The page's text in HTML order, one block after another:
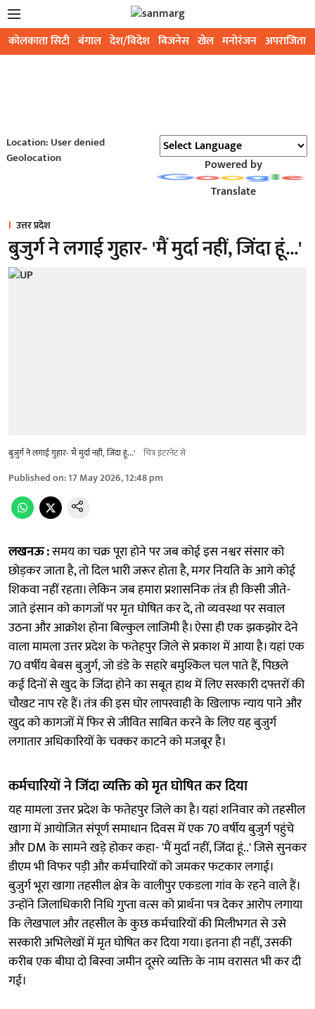
कोलकाता सिटी बंगाल देश/विदेश बिजनेस खेल मनोरंजन अपराजिता
Location: User denied
Geolocation
Powered by
Translate
उत्तर प्रदेश
बुजुर्ग ने लगाई गुहार- 'मैं मुर्दा नहीं, जिंदा हूं...'
बुजुर्ग ने लगाई गुहार- 'मैं मुर्दा नहीं, जिंदा हूं...' चित्र इंटरनेट से
Published on:17 May 2026, 12:48 pm
लखनऊ :समय का चक्र पूरा होने पर जब कोई इस नश्वर संसार को
छोड़कर जाता है, तो दिल भारी जरूर होता है, मगर नियति के आगे कोई
शिकवा नहीं रहता। लेकिन जब हमारा प्रशासनिक तंत्र ही किसी जीते-
जाते इंसान को कागजों पर मृत घोषित कर दे, तो व्यवस्था पर सवाल
उठना और आक्रोश होना बिल्कुल लाजिमी है। ऐसा ही एक झकझोर देने
वाला मामला उत्तर प्रदेश के फतेहपुर जिले से प्रकाश में आया है। यहां एक
70 वर्षीय बेबस बुजुर्ग, जो डंडे के सहारे बमुश्किल चल पाते हैं, पिछले
कई दिनों से खुद के जिंदा होने का सबूत हाथ में लिए सरकारी दफ्तरों की
चौखट नाप रहे हैं। तंत्र की इस घोर लापरवाही के खिलाफ न्याय पाने और
खुद को कागजों में फिर से जीवित साबित करने के लिए यह बुजुर्ग
लगातार अधिकारियों के चक्कर काटने को मजबूर है।
कर्मचारियों ने जिंदा व्यक्ति को मृत घोषित कर दिया
यह मामला उत्तर प्रदेश के फतेहपुर जिले का है। यहां शनिवार को तहसील
खागा में आयोजित संपूर्ण समाधान दिवस में एक 70 वर्षीय बुजुर्ग पहुंचे
और DM के सामने खड़े होकर कहा- 'मैं मुर्दा नहीं, जिंदा हूं..' जिसे सुनकर
डीएम भी विफर पड़ी और कर्मचारियों को जमकर फटकार लगाई।
बुजुर्ग भूरा खागा तहसील क्षेत्र के वालीपुर एकडला गांव के रहने वाले हैं।
उन्होंने जिलाधिकारी निधि गुप्ता वत्स को प्रार्थना पत्र देकर आरोप लगाया
कि लेखपाल और तहसील के कुछ कर्मचारियों की मिलीभगत से उसे
सरकारी अभिलेखों में मृत घोषित कर दिया गया। इतना ही नहीं, उसकी
करीब एक बीघा दो बिस्वा जमीन दूसरे व्यक्ति के नाम वरासत भी कर दी
गई।